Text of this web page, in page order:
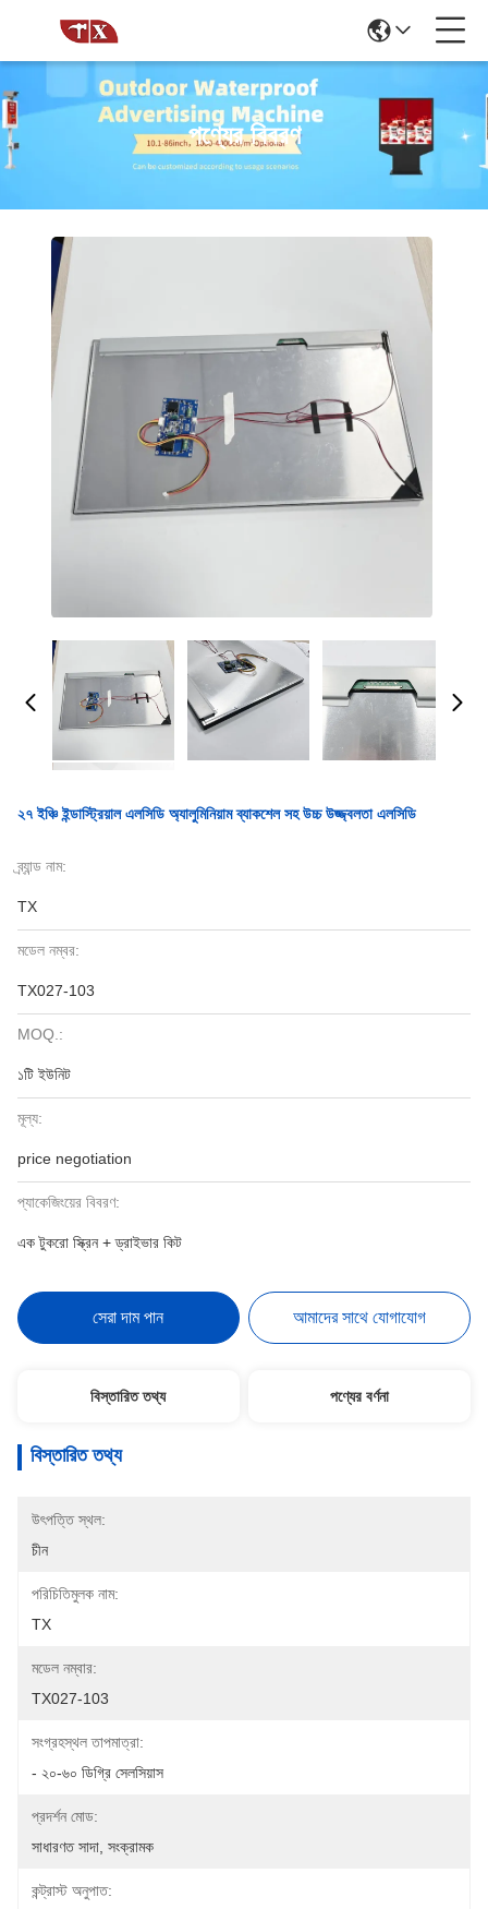
পণ্যের বিবরণ
২৭ ইঞ্চি ইন্ডাস্ট্রিয়াল এলসিডি অ্যালুমিনিয়াম ব্যাকশেল সহ উচ্চ উজ্জ্বলতা এলসিডি
ব্র্যান্ড নাম:
TX
মডেল নম্বর:
TX027-103
MOQ.:
১টি ইউনিট
মূল্য:
price negotiation
প্যাকেজিংয়ের বিবরণ:
এক টুকরো স্ক্রিন + ড্রাইভার কিট
সেরা দাম পান আমাদের সাথে যোগাযোগ
বিস্তারিত তথ্য পণ্যের বর্ণনা
বিস্তারিত তথ্য
উৎপত্তি স্থল:
চীন
পরিচিতিমুলক নাম:
TX
মডেল নম্বার:
TX027-103
সংগ্রহস্থল তাপমাত্রা:
- ২০-৬০ ডিগ্রি সেলসিয়াস
প্রদর্শন মোড:
সাধারণত সাদা, সংক্রামক
কন্ট্রাস্ট অনুপাত: